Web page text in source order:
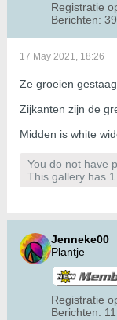
Registratie
Berichten: 39
17 May 2021, 18:26
Ze groeien
Zijkanten zijn de
Midden is white
You do not have
This gallery has 1
Jenneke00
Plantje
Registratie
Berichten: 11